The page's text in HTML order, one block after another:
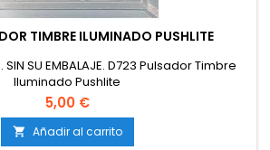
TIMBRE ILUMINADO PUSHLITE
SIN SU EMBALAJE. D723 Pulsador Timbre
Iluminado Pushlite
5,00 €
 Añadir al carrito